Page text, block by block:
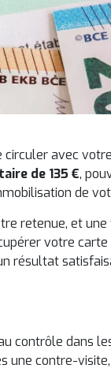
avec
de 135 €,
de
retenue, et
votre
résultat
contrôle dans
une contre-